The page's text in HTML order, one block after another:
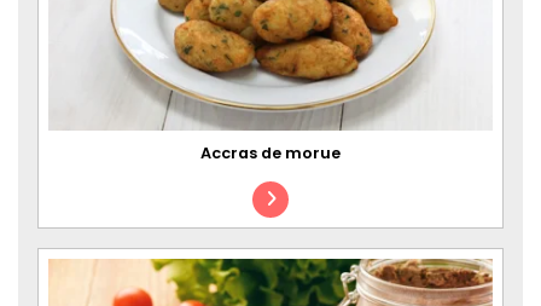
Accras de morue